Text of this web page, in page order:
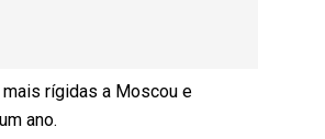
rígidas a Moscou e
ano.